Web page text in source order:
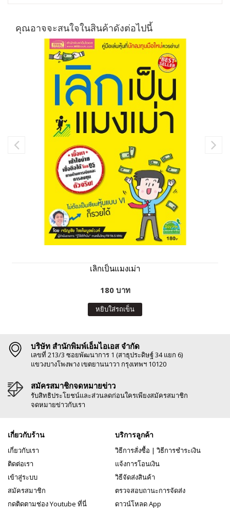
คุณอาจจะสนใจในสินค้าดังต่อไปนี้
เลิกเป็นแมงเม่า
180 บาท
หยิบใส่รถเข็น
บริษัท สำนักพิมพ์เอ็มไอเอส จำกัด
เลขที่ 213/3 ซอยพัฒนาการ 1 (สาธุประดิษฐ์ 34 แยก 6)
แขวงบางโพงพาง เขตยานนาวา กรุงเทพฯ 10120
สมัครสมาชิกจดหมายข่าว
รับสิทธิประโยชน์และส่วนลดก่อนใครเพียงสมัครสมาชิก
จดหมายข่าวกับเรา
เกี่ยวกับร้าน
เกี่ยวกับเรา
ติดต่อเรา
เข้าสู่ระบบ
สมัครสมาชิก
กดติดตามช่อง Youtube ที่นี่
บริการลูกค้า
วิธีการสั่งซื้อ | วิธีการชำระเงิน
แจ้งการโอนเงิน
วิธีจัดส่งสินค้า
ตรวจสอบถานะการจัดส่ง
ดาวน์โหลด App